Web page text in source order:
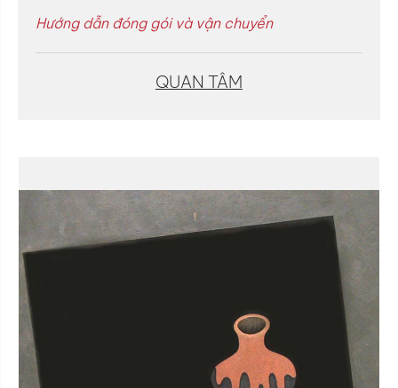
Hướng dẫn đóng gói và vận chuyển
QUAN TÂM